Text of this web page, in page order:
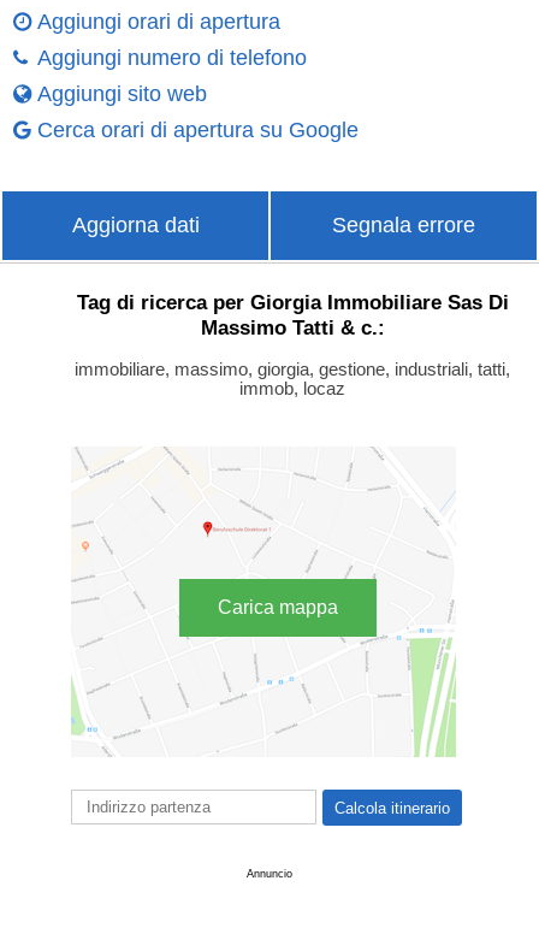
Aggiungi orari di apertura
Aggiungi numero di telefono
Aggiungi sito web
Cerca orari di apertura su Google
Aggiorna dati Segnala errore
Tag di ricerca per Giorgia Immobiliare Sas Di
Massimo Tatti & c.:
immobiliare, massimo, giorgia, gestione, industriali, tatti,
immob, locaz
Carica mappa
Annuncio